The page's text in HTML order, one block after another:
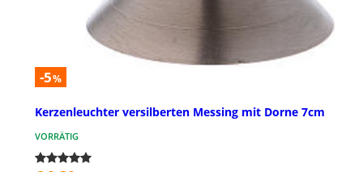
-5%
Kerzenleuchter versilberten Messing mit Dorne 7cm
VORRÄTIG